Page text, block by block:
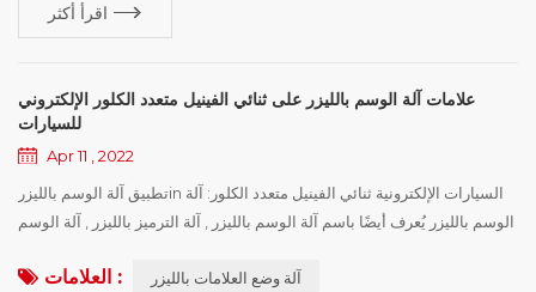
اقرأ أكثر
علامات آلة الوسم بالليزر على ثنائي الفينيل متعدد الكلور الإلكتروني
للسيارات
Apr 11 , 2022
تطبيق آلة الوسم بالليزرin السيارات الإلكترونية ثنائي الفينيل متعدد الكلور: آلة
الوسم بالليزر يُعرف أيضًا باسم آلة الوسم بالليزر , آلة الترميز بالليزر , آلة الوسم
, آلة الوسم بالليزر لها عدة أنواع من الآلات , والخصائص أنواع مختلفة من آلات
العلامات : آلة وضع العلامات بالليزر